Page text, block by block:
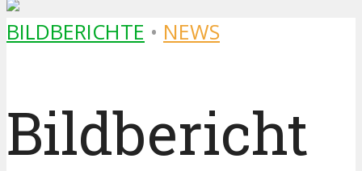
BILDBERICHTE • NEWS
Bildbericht